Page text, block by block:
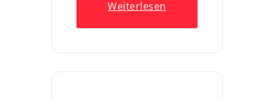
Weiterlesen